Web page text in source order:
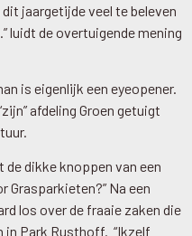
jaargetijde veel te beleven
luidt de overtuigende mening
is eigenlijk een eyeopener.
afdeling Groen getuigt
dikke knoppen van een
Na een
los over de fraaie zaken die
in Park Rusthoff. “Ikzelf